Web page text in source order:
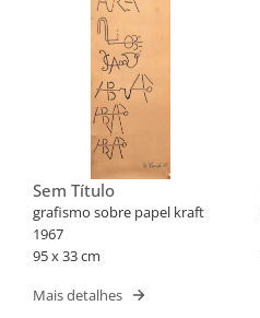
Sem Título
grafismo sobre papel kraft
1967
95 x 33 cm
Mais detalhes